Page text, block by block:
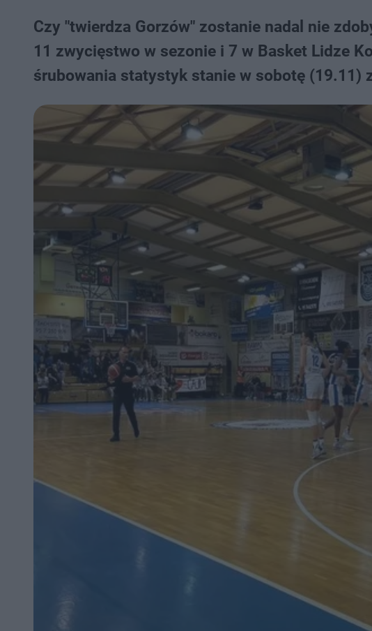
Czy "twierdza Gorzów" zostanie nadal nie
11 zwycięstwo w sezonie i 7 w Basket Lidze
śrubowania statystyk stanie w sobotę (19.11)